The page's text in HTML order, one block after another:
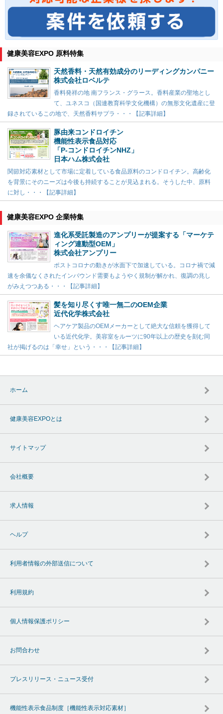
健康美容EXPO 原料特集
天然香料・天然有効成分のリーディングカンパニー
株式会社ロベルテ
香料発祥の地 南フランス・グラース。香料産業の聖地とし
て、ユネスコ（国連教育科学文化機構）の無形文化遺産に登
録されているこの地で、天然香料サプラ・・・【記事詳細】
豚由来コンドロイチン
機能性表示食品対応
「P-コンドロイチンNHZ」
日本ハム株式会社
関節対応素材として市場に定着している食品原料のコンドロイチン。高齢化
を背景にそのニーズは今後も持続することが見込まれる。そうした中、原料
に対し・・・【記事詳細】
健康美容EXPO 企業特集
進化系受託製造のアンプリーが提案する「マーケテ
ィング連動型OEM」
株式会社アンプリー
ポストコロナの動きが水面下で加速している。コロナ禍で減
速を余儀なくされたインバウンド需要もようやく規制が解かれ、復調の兆し
がみえつつある・・・【記事詳細】
髪を知り尽くす唯一無二のOEM企業
近代化学株式会社
ヘアケア製品のOEMメーカーとして絶大な信頼を獲得して
いる近代化学。美容室をルーツに90年以上の歴史を刻む同
社が掲げるのは「幸せ」という・・・【記事詳細】
ホーム
健康美容EXPOとは
サイトマップ
会社概要
求人情報
ヘルプ
利用者情報の外部送信について
利用規約
個人情報保護ポリシー
お問合わせ
プレスリリース・ニュース受付
機能性表示食品制度［機能性表示対応素材］